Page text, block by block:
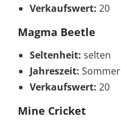
Verkaufswert: 20
Magma Beetle
Seltenheit: selten
Jahreszeit: Sommer
Verkaufswert: 20
Mine Cricket